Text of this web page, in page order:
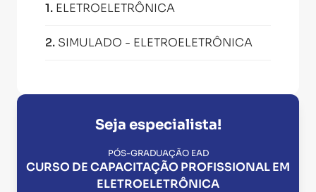
1. ELETROELETRÔNICA
2. SIMULADO - ELETROELETRÔNICA
Seja especialista!
PÓS-GRADUAÇÃO EAD
CURSO DE CAPACITAÇÃO PROFISSIONAL EM
ELETROELETRÔNICA